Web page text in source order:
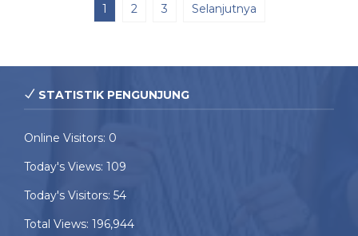
1 2 3 Selanjutnya
STATISTIK PENGUNJUNG
Online Visitors: 0
Today's Views: 109
Today's Visitors: 54
Total Views: 196,944